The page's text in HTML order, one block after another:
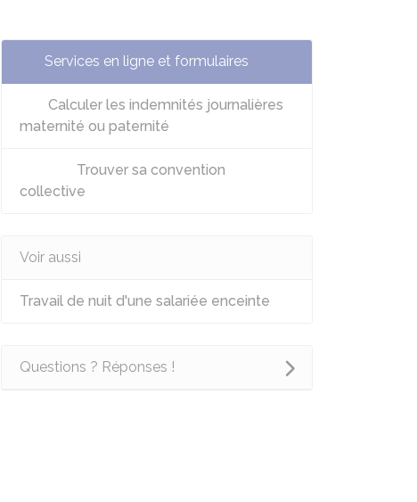
Services en ligne et formulaires
Calculer les indemnités journalières
maternité ou paternité
Trouver sa convention
collective
Voir aussi
Travail de nuit d'une salariée enceinte
Questions ? Réponses !